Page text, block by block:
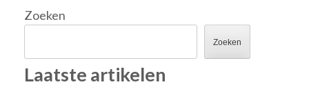
Zoeken
Zoeken
Laatste artikelen